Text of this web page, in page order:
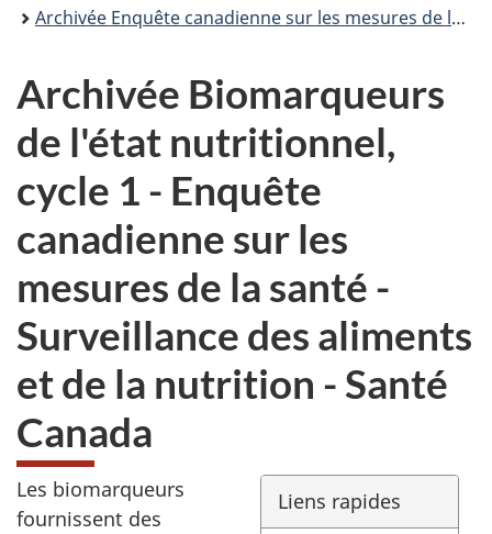
Archivée Enquête canadienne sur les mesures de la santé
Archivée Biomarqueurs
de l'état nutritionnel,
cycle 1 - Enquête
canadienne sur les
mesures de la santé -
Surveillance des aliments
et de la nutrition - Santé
Canada
Liens rapides
Les biomarqueurs
fournissent des